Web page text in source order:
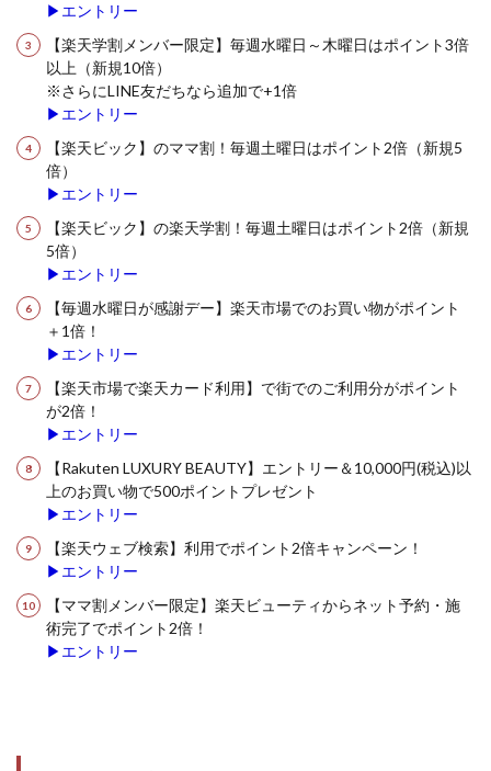
▶エントリー
【楽天学割メンバー限定】毎週水曜日～木曜日はポイント3倍
以上（新規10倍）
※さらにLINE友だちなら追加で+1倍
▶エントリー
【楽天ビック】のママ割！毎週土曜日はポイント2倍（新規5
倍）
▶エントリー
【楽天ビック】の楽天学割！毎週土曜日はポイント2倍（新規
5倍）
▶エントリー
【毎週水曜日が感謝デー】楽天市場でのお買い物がポイント
＋1倍！
▶エントリー
【楽天市場で楽天カード利用】で街でのご利用分がポイント
が2倍！
▶エントリー
【Rakuten LUXURY BEAUTY】エントリー＆10,000円(税込)以
上のお買い物で500ポイントプレゼント
▶エントリー
【楽天ウェブ検索】利用でポイント2倍キャンペーン！
▶エントリー
【ママ割メンバー限定】楽天ビューティからネット予約・施
術完了でポイント2倍！
▶エントリー